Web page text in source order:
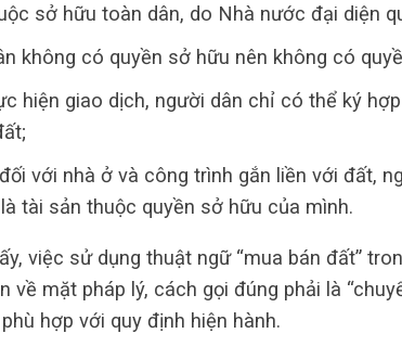
sở hữu toàn dân, do Nhà nước đại diện
không có quyền sở hữu nên không có
hiện giao dịch, người dân chỉ có thể ký
với nhà ở và công trình gắn liền với đất,
tài sản thuộc quyền sở hữu của mình.
việc sử dụng thuật ngữ “mua bán đất”
về mặt pháp lý, cách gọi đúng phải là
hợp với quy định hiện hành.